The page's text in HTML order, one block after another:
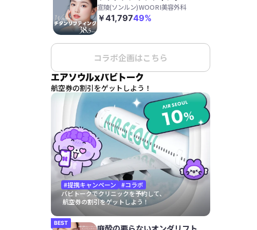
宣陵(ソンルン)WOORI美容外科
￥41,79749%
コラボ企画はこちら
エアソウルxバビトーク
航空券の割引をゲットしよう！
#提携キャンペーン
#コラボ
バビトークでクリニックを予約して、
航空券の割引をゲットしよう！
BEST 麻酔の要らないオンダリフト